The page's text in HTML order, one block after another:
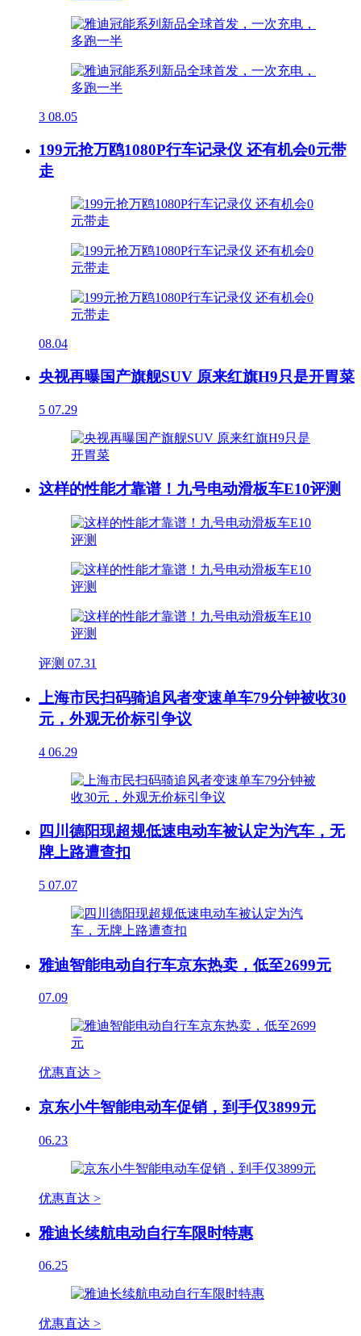
3 08.05
199元抢万鸥1080P行车记录仪 还有机会0元带
走
08.04
央视再曝国产旗舰SUV 原来红旗H9只是开胃菜
5 07.29
这样的性能才靠谱！九号电动滑板车E10评测
评测 07.31
上海市民扫码骑追风者变速单车79分钟被收30
元，外观无价标引争议
4 06.29
四川德阳现超规低速电动车被认定为汽车，无
牌上路遭查扣
5 07.07
雅迪智能电动自行车京东热卖，低至2699元
07.09
优惠直达 >
京东小牛智能电动车促销，到手仅3899元
06.23
优惠直达 >
雅迪长续航电动自行车限时特惠
06.25
优惠直达 >